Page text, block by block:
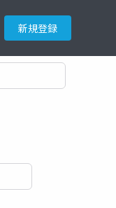
新規登録